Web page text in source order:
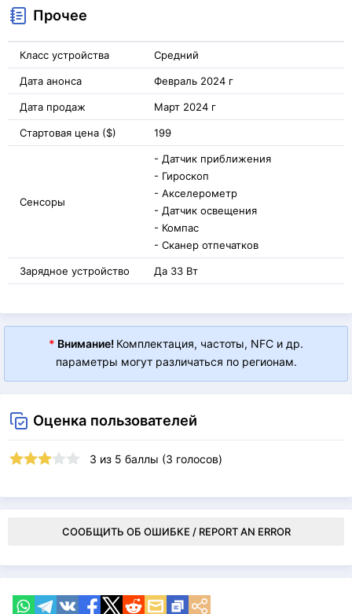
Прочее
Класс устройства Средний
Дата анонса Февраль 2024 г
Дата продаж Март 2024 г
Стартовая цена ($) 199
Сенсоры
- Датчик приближения
- Гироскоп
- Акселерометр
- Датчик освещения
- Компас
- Сканер отпечатков
Зарядное устройство Да 33 Вт
* Внимание! Комплектация, частоты, NFC и др.
параметры могут различаться по регионам.
Оценка пользователей
3 из 5 баллы (3 голосов)
СООБЩИТЬ ОБ ОШИБКЕ / REPORT AN ERROR